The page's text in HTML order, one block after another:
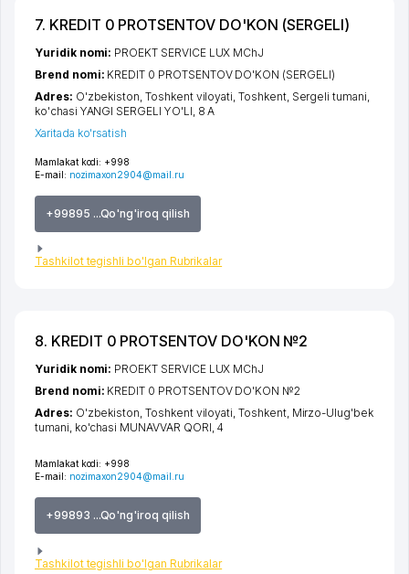
7. KREDIT 0 PROTSENTOV DO'KON (SERGELI)
Mamlakat kodi: +998
E-mail: nozimaxon2904@mail.ru
+99895 ...Qo'ng'iroq qilish
Tashkilot tegishli bo'lgan Rubrikalar
Yuridik nomi: PROEKT SERVICE LUX MChJ
Brend nomi: KREDIT 0 PROTSENTOV DO'KON (SERGELI)
Adres: O'zbekiston,Toshkent viloyati,Toshkent, Sergeli tumani,
ko'chasi YANGI SERGELI YO'LI, 8 А
Xaritada ko'rsatish
8. KREDIT 0 PROTSENTOV DO'KON №2
Mamlakat kodi: +998
E-mail: nozimaxon2904@mail.ru
+99893 ...Qo'ng'iroq qilish
Tashkilot tegishli bo'lgan Rubrikalar
Yuridik nomi: PROEKT SERVICE LUX MChJ
Brend nomi: KREDIT 0 PROTSENTOV DO'KON №2
Adres: O'zbekiston,Toshkent viloyati,Toshkent, Mirzo-Ulug'bek
tumani, ko'chasi MUNAVVAR QORI, 4